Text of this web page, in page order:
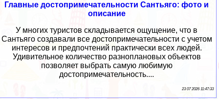
Главные достопримечательности Сантьяго: фото и
описание
У многих туристов складывается ощущение, что в
Сантьяго создавали все достопримечательности с учетом
интересов и предпочтений практически всех людей.
Удивительное количество разноплановых объектов
позволяет выбрать самую любимую
достопримечательность....
23 07 2026 11:47:33